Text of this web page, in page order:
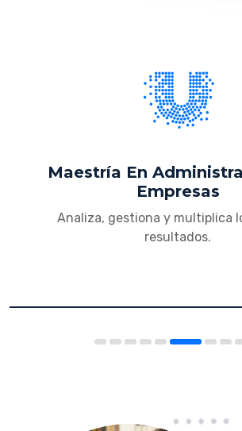
Maestría En
Empresas
Analiza, gestiona y multiplica
resultados.